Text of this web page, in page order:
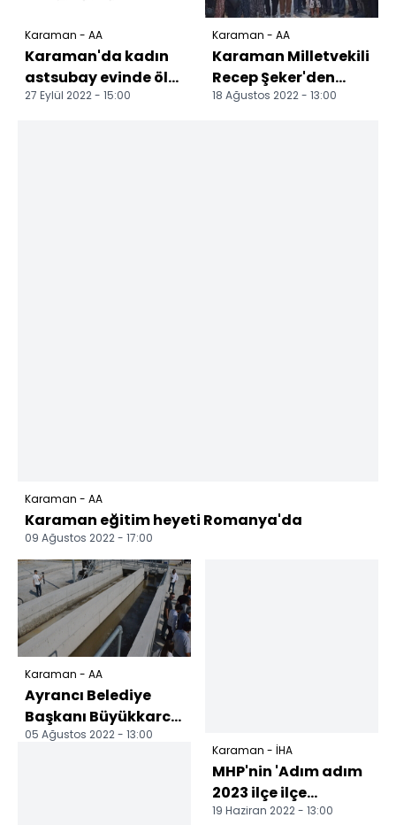
Karaman - AA
Karaman'da kadın
astsubay evinde ölü
bulundu
27 Eylül 2022 - 15:00
Karaman - AA
Karaman Milletvekili
Recep Şeker'den
Ayrancı'ya ziyaret
18 Ağustos 2022 - 13:00
Karaman - AA
Karaman eğitim heyeti Romanya'da
09 Ağustos 2022 - 17:00
Karaman - AA
Ayrancı Belediye
Başkanı Büyükkarcı
gazetecilerle
05 Ağustos 2022 - 13:00
Karaman - İHA
MHP'nin 'Adım adım
2023 ilçe ilçe
anlatma ve
19 Haziran 2022 - 13:00